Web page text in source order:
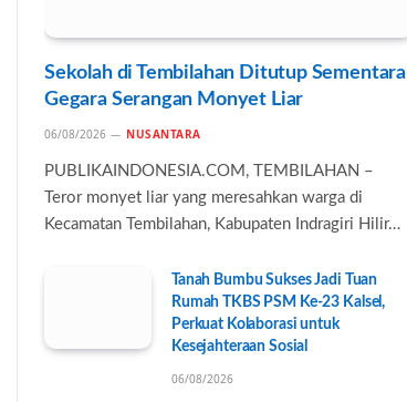
Sekolah di Tembilahan Ditutup Sementara
Gegara Serangan Monyet Liar
06/08/2026 NUSANTARA
PUBLIKAINDONESIA.COM, TEMBILAHAN –
Teror monyet liar yang meresahkan warga di
Kecamatan Tembilahan, Kabupaten Indragiri Hilir…
Tanah Bumbu Sukses Jadi Tuan
Rumah TKBS PSM Ke-23 Kalsel,
Perkuat Kolaborasi untuk
Kesejahteraan Sosial
06/08/2026